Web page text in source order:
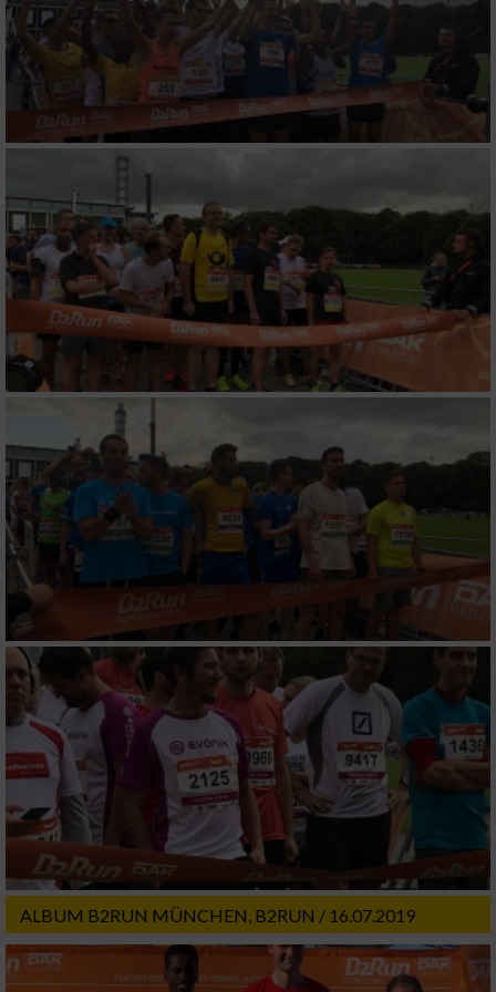
ALBUM B2RUN MÜNCHEN, B2RUN / 16.07.2019
Analyse von Zielgruppen durch Statistiken
oder Kombinationen von Daten aus
verschiedenen Quellen
Entwicklung und Verbesserung der Angebote
Verwendung reduzierter Daten zur Auswahl
von Inhalten
IAB-Besonderheiten:
Verwendung genauer Standortdaten
Geräte anhand von aktiv angeforderten
Informationen identifizieren
Nicht-IAB-Verarbeitungszwecke:
Notwendig
Performance
Werbung